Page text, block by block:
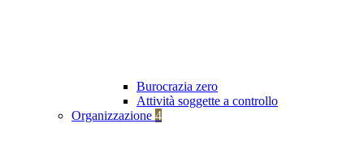
Burocrazia zero
Attività soggette a controllo
Organizzazione 4